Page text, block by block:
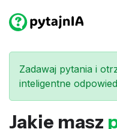
Zadawaj pytania i
inteligentne
Jakie masz